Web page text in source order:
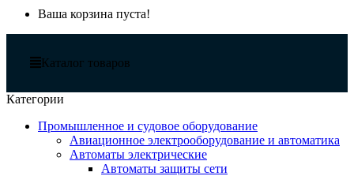
Ваша корзина пуста!
Каталог товаров
Категории
Промышленное и судовое оборудование
Авиационное электрооборудование и автоматика
Автоматы электрические
Автоматы защиты сети